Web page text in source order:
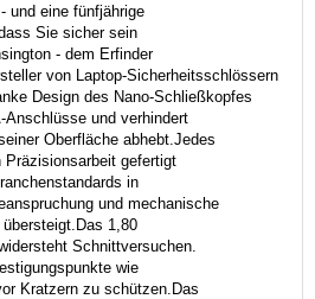
und eine fünfjährige
Sie sicher sein
- dem Erfinder
von Laptop-Sicherheitsschlössern
Design des Nano-Schließkopfes
und verhindert
Oberfläche abhebt.Jedes
gefertigt
in
und mechanische
1,80
Schnittversuchen.
wie
Kratzern zu schützen.Das